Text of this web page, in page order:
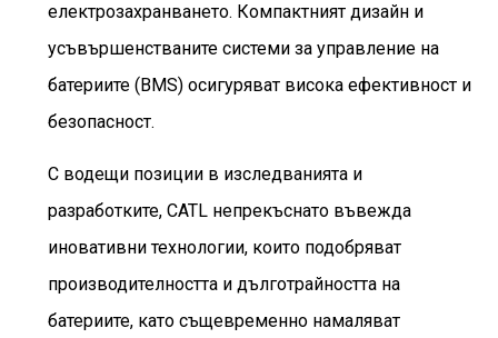
електрозахранването. Компактният дизайн и
усъвършенстваните системи за управление на
батериите (BMS) осигуряват висока ефективност и
безопасност.
С водещи позиции в изследванията и
разработките, CATL непрекъснато въвежда
иновативни технологии, които подобряват
производителността и дълготрайността на
батериите, като същевременно намаляват